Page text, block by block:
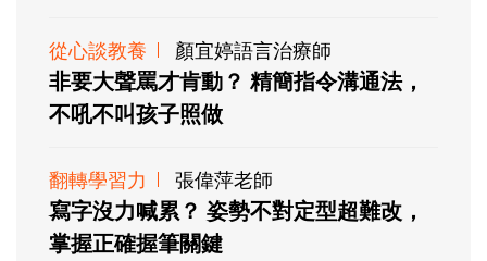
從心談教養 顏宜婷語言治療師
非要大聲罵才肯動？ 精簡指令溝通法，
不吼不叫孩子照做
翻轉學習力 張偉萍老師
寫字沒力喊累？ 姿勢不對定型超難改，
掌握正確握筆關鍵